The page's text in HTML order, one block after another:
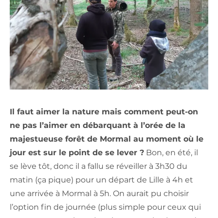
Il faut aimer la nature mais comment peut-on
ne pas l’aimer en débarquant à l’orée de la
majestueuse forêt de Mormal au moment où le
jour est sur le point de se lever ? Bon, en été, il
se lève tôt, donc il a fallu se réveiller à 3h30 du
matin (ça pique) pour un départ de Lille à 4h et
une arrivée à Mormal à 5h. On aurait pu choisir
l’option fin de journée (plus simple pour ceux qui